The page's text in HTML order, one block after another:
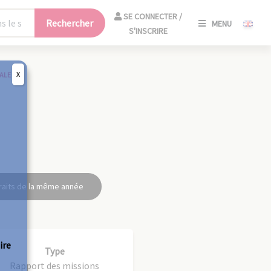
Rechercher
SE CONNECTER /
S'INSCRIRE
MENU
de la même année
Type
Rapport des missions
X